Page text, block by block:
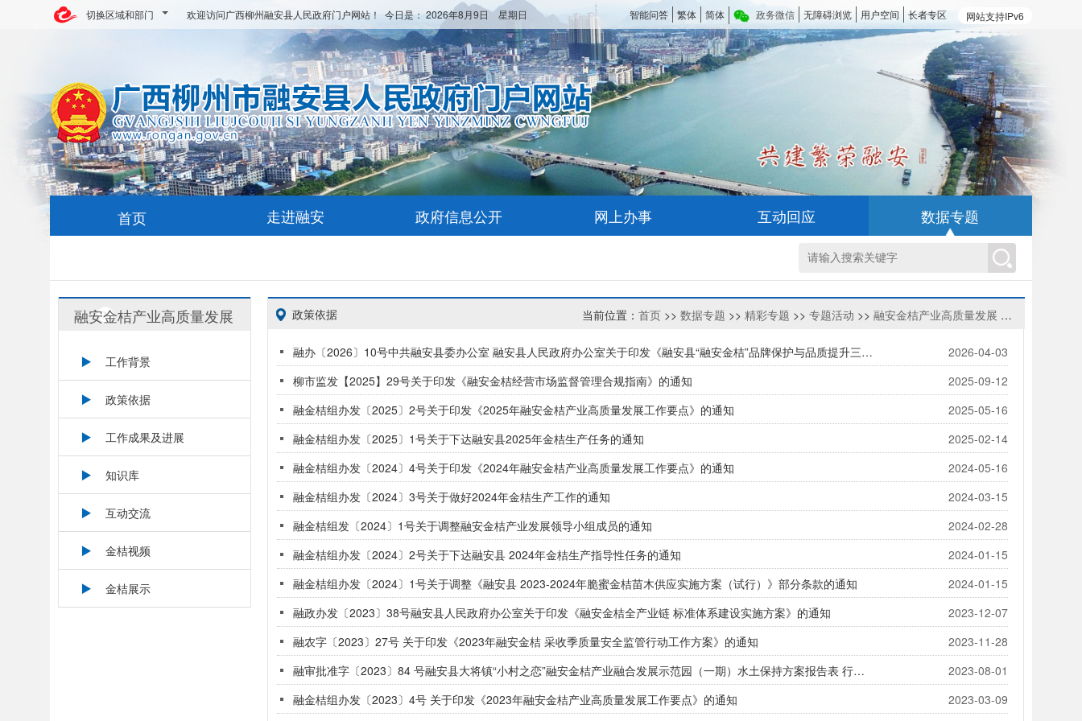
切换区域和部门 网站支持IPv6
智能问答 繁体 简体 政务微信 无障碍浏览 用户空间 长者专区
欢迎访问广西柳州融安县人民政府门户网站！ 今日是： 2026年8月9日 星期日
首页 走进融安 政府信息公开 网上办事 互动回应 数据专题
融安金桔产业高质量发展
工作背景
政策依据
工作成果及进展
知识库
互动交流
金桔视频
金桔展示
政策依据 当前位置： 首页 >> 数据专题 >> 精彩专题 >> 专题活动 >> 融安金桔产业高质量发展
融办〔2026〕10号中共融安县委办公室 融安县人民政府办公室关于印发《融安县“融安金桔”品牌保护与品质提升三年行动方案（2026-2028年）》的通知
2026-04-03
柳市监发【2025】29号关于印发《融安金桔经营市场监督管理合规指南》的通知
2025-09-12
融金桔组办发〔2025〕2号关于印发《2025年融安金桔产业高质量发展工作要点》的通知
2025-05-16
融金桔组办发〔2025〕1号关于下达融安县2025年金桔生产任务的通知
2025-02-14
融金桔组办发〔2024〕4号关于印发《2024年融安金桔产业高质量发展工作要点》的通知
2024-05-16
融金桔组办发〔2024〕3号关于做好2024年金桔生产工作的通知
2024-03-15
融金桔组发〔2024〕1号关于调整融安金桔产业发展领导小组成员的通知
2024-02-28
融金桔组办发〔2024〕2号关于下达融安县 2024年金桔生产指导性任务的通知
2024-01-15
融金桔组办发〔2024〕1号关于调整《融安县 2023-2024年脆蜜金桔苗木供应实施方案（试行）》部分条款的通知
2024-01-15
融政办发〔2023〕38号融安县人民政府办公室关于印发《融安金桔全产业链 标准体系建设实施方案》的通知
2023-12-07
融农字〔2023〕27号 关于印发《2023年融安金桔 采收季质量安全监管行动工作方案》的通知
2023-11-28
融审批准字〔2023〕84 号融安县大将镇“小村之恋”融安金桔产业融合发展示范园（一期）水土保持方案报告表 行政许可决定书
2023-08-01
融金桔组办发〔2023〕4号 关于印发《2023年融安金桔产业高质量发展工作要点》的通知
2023-03-09